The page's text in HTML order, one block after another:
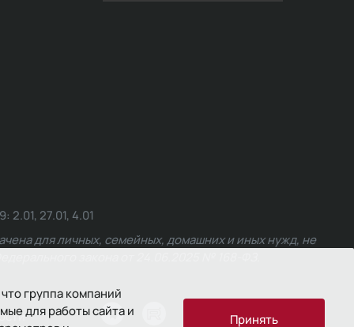
группа компаний
для работы сайта и
Принять
27.01, 4.01
для личных, семейных, домашних и иных нужд, не